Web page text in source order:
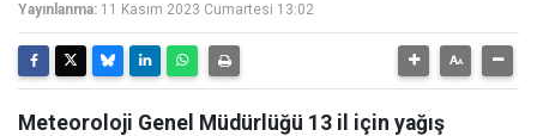
Yayınlanma: 11 Kasım 2023 Cumartesi 13:02
Meteoroloji Genel Müdürlüğü 13 il için yağış